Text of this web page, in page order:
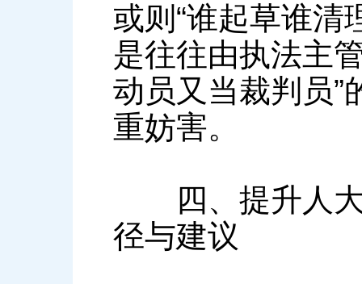
或则“谁起草谁清
是往往由执法主
动员又当裁判员”
重妨害。
四、提升人大
径与建议